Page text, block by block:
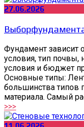
27.06.2026
Фундамент зависит
условия, тип почвы,
условия и бюджет
Основные типы:
большинства типов
материала. Самый
>>>